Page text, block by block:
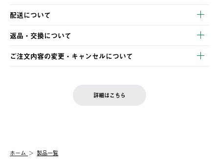
以下のいずれかの方法でお支払いいただけます。
・クレジットカード決済
・コンビニ決済
・Pay-easy決済
配送について
【発送スケジュール】
ご注文・ご入金完了より2営業日以内に商品を発送いたします。
土日祝の発送はございませんので、木曜日以降のご注文は週明け
の発送となる場合がございます。
【配送業者】
佐川急便にて配送されます。
返品・交換について
※お客様都合の場合
お客様都合の返品にかかる送料は、お客様ご負担とさせていただ
一度お手元の商品を返品いただき、ご希望商品を再注文してくだ
ご注文内容の変更・キャンセルについて
LOGOS FAMILY会員の方は、会員マイページ内 購入履歴画面に
詳細はこちら
ホーム 製品一覧